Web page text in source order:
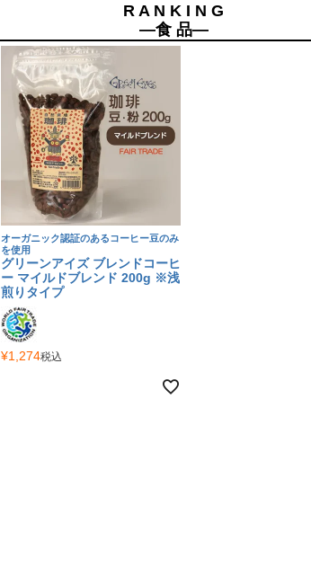
R A N K I N G
―食 品―
オーガニック認証のあるコーヒー豆のみ
を使用
グリーンアイズ ブレンドコーヒ
ー マイルドブレンド 200g ※浅
煎りタイプ
¥1,274税込